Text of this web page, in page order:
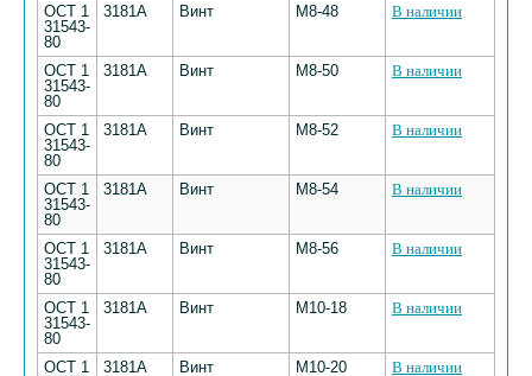
ОСТ 1
31543-
80
3181А Винт М8-48 В наличии
ОСТ 1
31543-
80
3181А Винт М8-50 В наличии
ОСТ 1
31543-
80
3181А Винт М8-52 В наличии
ОСТ 1
31543-
80
3181А Винт М8-54 В наличии
ОСТ 1
31543-
80
3181А Винт М8-56 В наличии
ОСТ 1
31543-
80
3181А Винт М10-18 В наличии
ОСТ 1
3181А Винт М10-20 В наличии